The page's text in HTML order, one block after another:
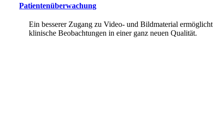
Patientenüberwachung
Ein besserer Zugang zu Video- und Bildmaterial ermöglicht
klinische Beobachtungen in einer ganz neuen Qualität.